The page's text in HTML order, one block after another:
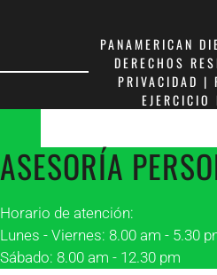
PANAMERICAN
DERECHOS
PRIVACIDAD |
EJERCICIO
ASESORÍA
Horario de atención:
Lunes - Viernes: 8.00 am - 5.30
Sábado: 8.00 am - 12.30 pm